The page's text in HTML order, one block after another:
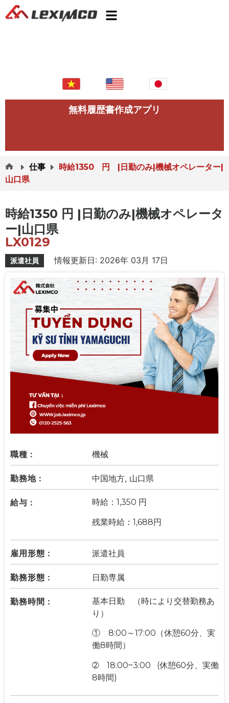
無料履歴書作成アプリ
仕事
時給1350 円 |日勤のみ|機械オペレーター|
山口県
時給1350 円 |日勤のみ|機械オペレータ
ー|山口県
LX0129
派遣社員 情報更新日: 2026年 03月 17日
職種 : 機械
勤務地 : 中国地方, 山口県
給与 : 時給：1,350 円
残業時給：1,688円
雇用形態 : 派遣社員
勤務形態 : 日勤専属
勤務時間 :
基本日勤 （時により交替勤務あ
り）
① 8:00～17:00（休憩60分、実
働8時間）
➁ 18:00~3:00 (休憩60分、実働
8時間)